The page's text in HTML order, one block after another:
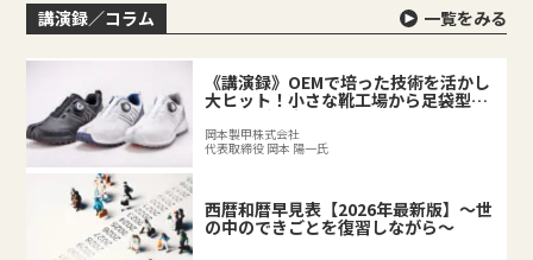
講演録／コラム 一覧をみる
《講演録》OEMで培った技術を活かし
大ヒット！小さな靴工場から足袋型シ
ューズが誕生するまで
岡本製甲株式会社
代表取締役 岡本 陽一氏
西暦和暦早見表【2026年最新版】～世
の中のできごとを復習しながら～